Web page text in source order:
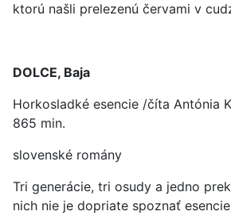
ktorú našli prelezenú červami v
DOLCE, Baja
Horkosladké esencie /číta Antónia
865 min.
slovenské romány
Tri generácie, tri osudy a jedno
nich nie je dopriate spoznať